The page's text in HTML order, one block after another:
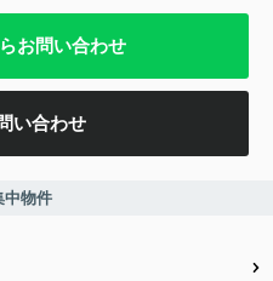
お問い合わせ
い合わせ
中物件